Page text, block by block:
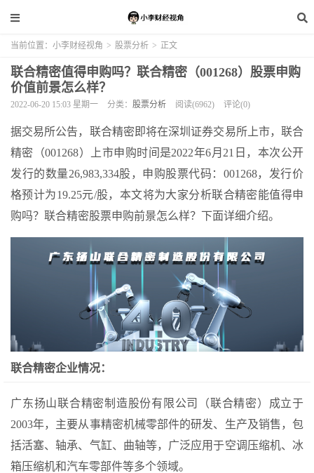
当前位置： 小李财经视角 > 股票分析 > 正文
联合精密值得申购吗？联合精密（001268）股票申购
价值前景怎么样？
2022-06-20 15:03 星期一 分类： 股票分析 阅读(6962) 评论(0)
据交易所公告，联合精密即将在深圳证券交易所上市，联合
精密（001268）上市申购时间是2022年6月21日，本次公开
发行的数量26,983,334股，申购股票代码：001268，发行价
格预计为19.25元/股，本文将为大家分析联合精密能值得申
购吗？联合精密股票申购前景怎么样？下面详细介绍。
联合精密企业情况：
广东扬山联合精密制造股份有限公司（联合精密）成立于
2003年，主要从事精密机械零部件的研发、生产及销售，包
括活塞、轴承、气缸、曲轴等，广泛应用于空调压缩机、冰
箱压缩机和汽车零部件等多个领域。